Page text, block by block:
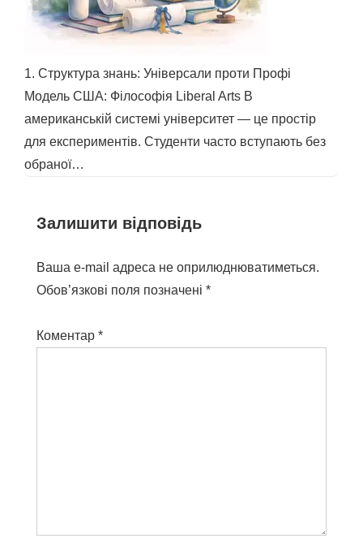
1. Структура знань: Універсали проти Профі
Модель США: Філософія Liberal Arts В
американській системі університет — це простір
для експериментів. Студенти часто вступають без
обраної…
Залишити відповідь
Ваша e-mail адреса не оприлюднюватиметься.
Обов’язкові поля позначені *
Коментар *